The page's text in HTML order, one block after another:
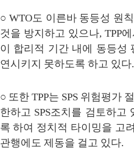
○ WTO도 이른바 동등성 원
것을 방지하고 있으나, TPP
이 합리적 기간 내에 동등성
연시키지 못하도록 하고 있다.
○ 또한 TPP는 SPS 위험평가
한하고 SPS조치를 검토하
록 하여 정치적 타이밍을 고
관행에도 제동을 걸고 있다.